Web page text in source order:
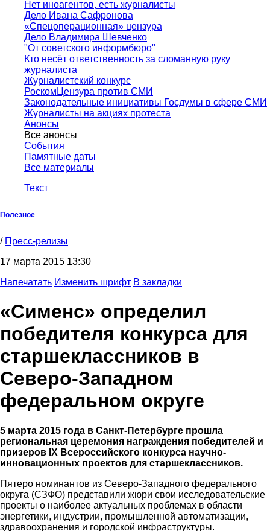
Нет иноагентов, есть журналисты
Дело Ивана Сафронова
«Спецоперационная» цензура
Дело Владимира Шевченко
"От советского информбюро"
Кто несёт ответственность за сломанную руку
журналиста
Журналистский конкурс
РоскомЦензура против СМИ
Законодательные инициативы Госдумы в сфере СМИ
Журналисты на акциях протеста
Анонсы
Все анонсы
События
Памятные даты
Все материалы
Текст
Полезное
/ Пресс-релизы
17 марта 2015 13:30
Напечатать Изменить шрифт В закладки
«Сименс» определил
победителя конкурса для
старшеклассников в
Северо-Западном
федеральном округе
5 марта 2015 года в Санкт-Петербурге прошла
региональная церемония награждения победителей и
призеров IX Всероссийского конкурса научно-
инновационных проектов для старшеклассников.
Пятеро номинантов из Северо-Западного федерального
округа (СЗФО) представили жюри свои исследовательские
проекты о наиболее актуальных проблемах в области
энергетики, индустрии, промышленной автоматизации,
здравоохранения и городской инфраструктуры.